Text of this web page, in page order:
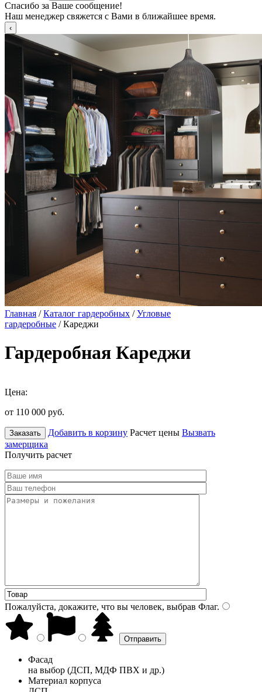
Спасибо за Ваше сообщение!
Наш менеджер свяжется с Вами в ближайшее время.
Главная /Каталог гардеробных /Угловые
гардеробные / Кареджи
Гардеробная Кареджи
Цена:
от 110 000 руб.
Заказать Добавить в корзину Расчет цены Вызвать
замерщика
Получить расчет
Пожалуйста, докажите, что вы человек, выбрав Флаг.
Фасад
на выбор (ДСП, МДФ ПВХ и др.)
Материал корпуса